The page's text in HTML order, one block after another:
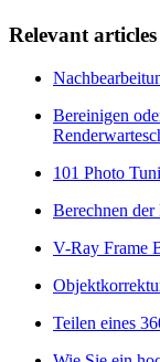
Relevant articles
Bereinigen
101 Photo
Berechnen
V-Ray Frame
Teilen eines